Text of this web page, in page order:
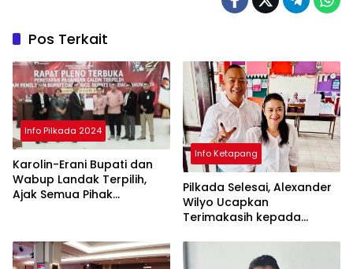
Pos Terkait
Info Pilkada 2024
Karolin-Erani Bupati dan
Wabup Landak Terpilih,
Ajak Semua Pihak
Info Ketapang
Pilkada Selesai, Alexander
Wilyo Ucapkan
Terimakasih kepada